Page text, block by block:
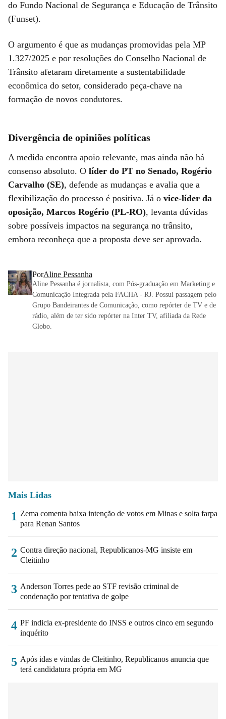
do Fundo Nacional de Segurança e Educação de Trânsito
(Funset).
O argumento é que as mudanças promovidas pela MP
1.327/2025 e por resoluções do Conselho Nacional de
Trânsito afetaram diretamente a sustentabilidade
econômica do setor, considerado peça-chave na
formação de novos condutores.
Divergência de opiniões políticas
A medida encontra apoio relevante, mas ainda não há
consenso absoluto. O líder do PT no Senado, Rogério
Carvalho (SE), defende as mudanças e avalia que a
flexibilização do processo é positiva. Já o vice-líder da
oposição, Marcos Rogério (PL-RO), levanta dúvidas
sobre possíveis impactos na segurança no trânsito,
embora reconheça que a proposta deve ser aprovada.
PorAline Pessanha
Aline Pessanha é jornalista, com Pós-graduação em Marketing e
Comunicação Integrada pela FACHA - RJ. Possui passagem pelo
Grupo Bandeirantes de Comunicação, como repórter de TV e de
rádio, além de ter sido repórter na Inter TV, afiliada da Rede
Globo.
Mais Lidas
1 Zema comenta baixa intenção de votos em Minas e solta farpa
para Renan Santos
2 Contra direção nacional, Republicanos-MG insiste em
Cleitinho
3 Anderson Torres pede ao STF revisão criminal de
condenação por tentativa de golpe
4 PF indicia ex-presidente do INSS e outros cinco em segundo
inquérito
5 Após idas e vindas de Cleitinho, Republicanos anuncia que
terá candidatura própria em MG